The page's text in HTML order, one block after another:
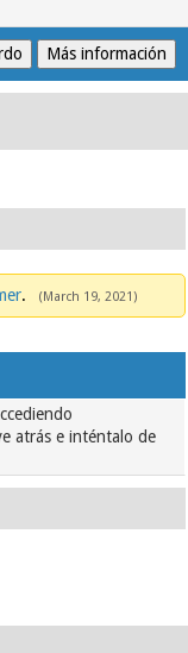
. (March 19, 2021)
atrás e inténtalo de